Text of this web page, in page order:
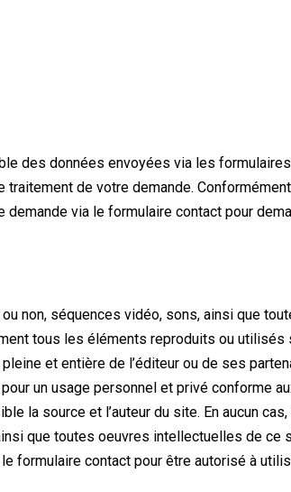
des données envoyées via les
de votre demande.
via le formulaire contact pour
non, séquences vidéo, sons, ainsi que
tous les éléments reproduits ou utilisés
et entière de l’éditeur ou de ses
un usage personnel et privé conforme
la source et l’auteur du site. En aucun
que toutes oeuvres intellectuelles de ce
formulaire contact pour être autorisé à